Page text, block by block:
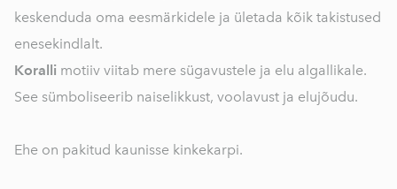
keskenduda oma eesmärkidele ja ületada kõik takistused
enesekindlalt.
Koralli motiiv viitab mere sügavustele ja elu algallikale.
See sümboliseerib naiselikkust, voolavust ja elujõudu.
Ehe on pakitud kaunisse kinkekarpi.